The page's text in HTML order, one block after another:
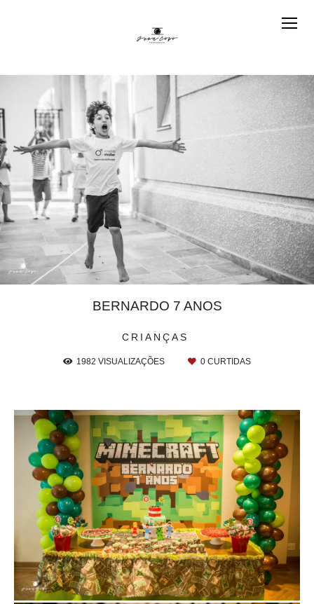
CRIANÇAS
BERNARDO 7 ANOS
1982 VISUALIZAÇÕES 0 CURTIDAS